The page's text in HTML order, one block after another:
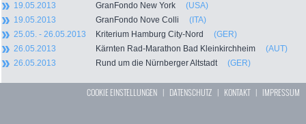
19.05.2013
GranFondo New York (USA)
19.05.2013
GranFondo Nove Colli (ITA)
25.05. - 26.05.2013
Kriterium Hamburg City-Nord (GER)
26.05.2013
Kärnten Rad-Marathon Bad Kleinkirchheim (AUT)
26.05.2013
Rund um die Nürnberger Altstadt (GER)
COOKIE EINSTELLUNGEN | DATENSCHUTZ | KONTAKT| IMPRESSUM